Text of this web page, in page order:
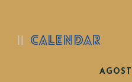
CALENDAR